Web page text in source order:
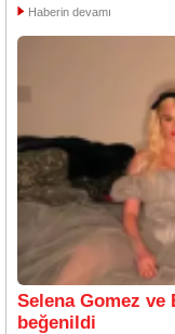
Haberin devamı
Selena Gomez
beğenildi